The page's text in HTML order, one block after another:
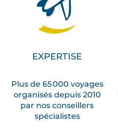
EXPERTISE
Plus de 65 000 voyages
organisés depuis 2010
par nos conseillers
spécialistes